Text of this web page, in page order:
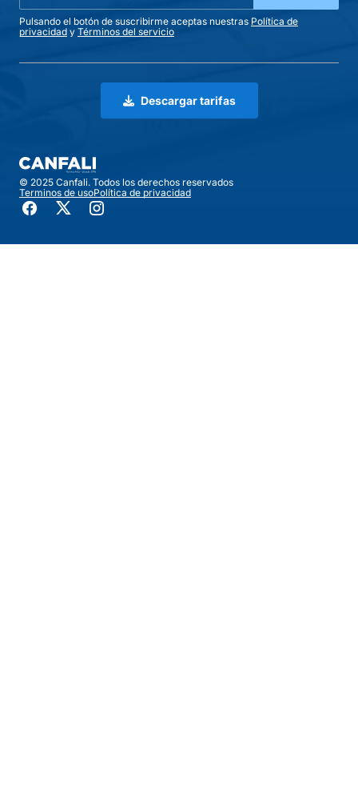
Pulsando el botón de suscribirme aceptas nuestras Política de
privacidad y Términos del servicio
Descargar tarifas
© 2025 Canfali. Todos los derechos reservados
Terminos de usoPolítica de privacidad